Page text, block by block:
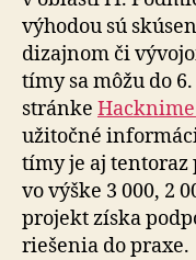
výhodou sú
dizajnom či
tímy sa môžu do
stránke
užitočné
tímy je aj
vo výške 3 000, 2
projekt získa
riešenia do praxe.